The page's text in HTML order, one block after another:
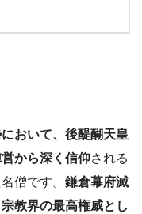
おいて、後醍醐天皇
から深く信仰される
僧です。 鎌倉幕府滅
教界の最高権威とし